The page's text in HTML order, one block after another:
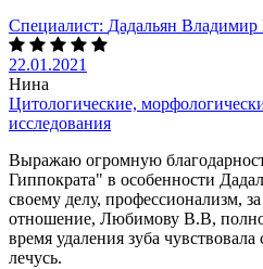
Специалист: Дадальян
22.01.2021
Нина
Цитологические,
исследования
Выражаю огромную
Гиппократа" в особенности
своему делу, профессионализм,
отношение, Любимову В.В,
время удаления зуба
лечусь.